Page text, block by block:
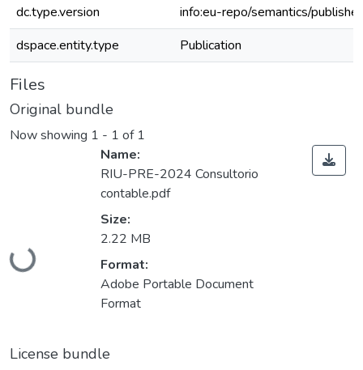
dc.type.version
info:eu-repo/semantics/
dspace.entity.type
Publication
Files
Original bundle
Now showing 1 - 1 of 1
Loading...
Name:
RIU-PRE-2024 Consultorio
contable.pdf
Size:
2.22 MB
Format:
Adobe Portable Document
Format
License bundle